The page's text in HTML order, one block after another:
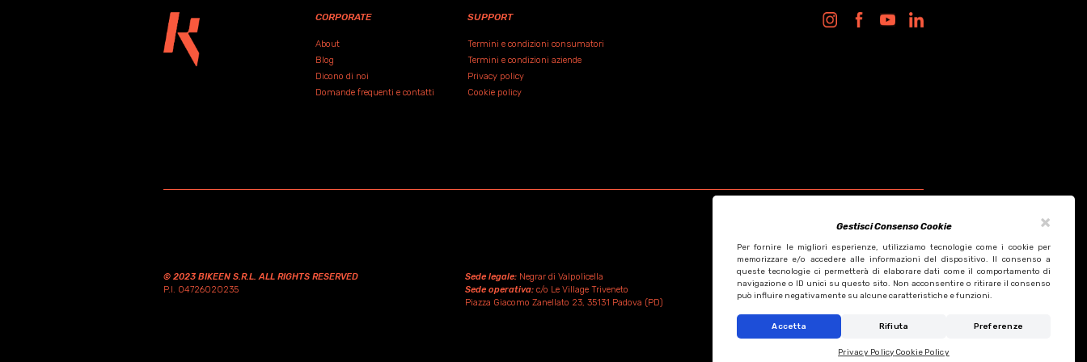
×
Gestisci Consenso Cookie
Per fornire le migliori esperienze, utilizziamo tecnologie come i cookie per
memorizzare e/o accedere alle informazioni del dispositivo. Il consenso a
queste tecnologie ci permetterà di elaborare dati come il comportamento di
navigazione o ID unici su questo sito. Non acconsentire o ritirare il consenso
può influire negativamente su alcune caratteristiche e funzioni.
Accetta Rifiuta Preferenze
Privacy PolicyCookie Policy
CORPORATE
About
Blog
Dicono di noi
Domande frequenti e contatti
SUPPORT
Termini e condizioni consumatori
Termini e condizioni aziende
Privacy policy
Cookie policy
© 2023 BIKEEN S.R.L. ALL RIGHTS RESERVED
P.I. 04726020235
Sede legale:Negrar di Valpolicella
Sede operativa:c/o Le Village Triveneto
Piazza Giacomo Zanellato 23, 35131 Padova (PD)
Design by KF ADV
Development by Italix.net